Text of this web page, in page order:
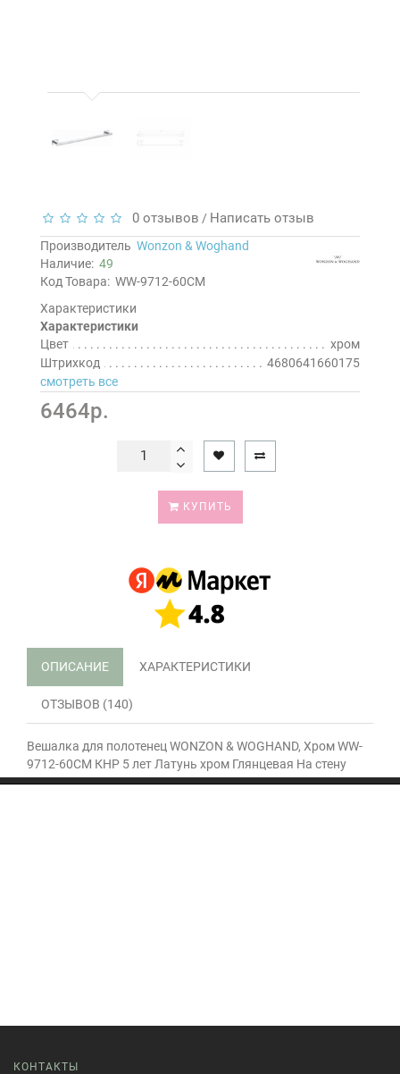
0 отзывов / Написать отзыв
Производитель Wonzon & Woghand
Наличие: 49
Код Товара: WW-9712-60CM
Характеристики
Характеристики
Цвет
хром
Штрихкод
4680641660175
смотреть все
6464р.
КУПИТЬ
ОПИСАНИЕ ХАРАКТЕРИСТИКИ
ОТЗЫВОВ (140)
Вешалка для полотенец WONZON & WOGHAND, Хром WW-
9712-60CM КНР 5 лет Латунь хром Глянцевая На стену
КОНТАКТЫ